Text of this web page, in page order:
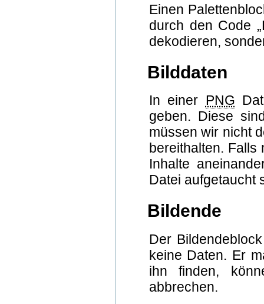
Einen
durch den Code
dekodieren,
Bilddaten
In einer PNG
geben. Diese
müssen wir nicht
bereithalten.
Inhalte
Datei aufgetaucht
Bildende
Der
keine Daten. Er
ihn finden,
abbrechen.